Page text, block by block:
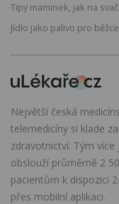
Tipy maminek, jak na
Jídlo jako palivo pro
Největší česká
telemedicíny si klade
zdravotnictví. Tým
obslouží průměrně 2
pacientům k dispozici
přes mobilní aplikaci.